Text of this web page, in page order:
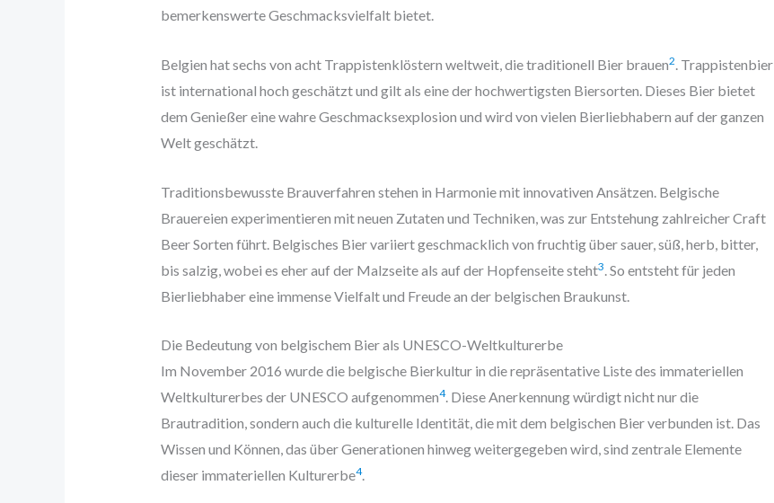
bemerkenswerte Geschmacksvielfalt bietet.
Belgien hat sechs von acht Trappistenklöstern weltweit, die traditionell Bier brauen2. Trappistenbier
ist international hoch geschätzt und gilt als eine der hochwertigsten Biersorten. Dieses Bier bietet
dem Genießer eine wahre Geschmacksexplosion und wird von vielen Bierliebhabern auf der ganzen
Welt geschätzt.
Traditionsbewusste Brauverfahren stehen in Harmonie mit innovativen Ansätzen. Belgische
Brauereien experimentieren mit neuen Zutaten und Techniken, was zur Entstehung zahlreicher Craft
Beer Sorten führt. Belgisches Bier variiert geschmacklich von fruchtig über sauer, süß, herb, bitter,
bis salzig, wobei es eher auf der Malzseite als auf der Hopfenseite steht3 . So entsteht für jeden
Bierliebhaber eine immense Vielfalt und Freude an der belgischen Braukunst.
Die Bedeutung von belgischem Bier als UNESCO-Weltkulturerbe
Im November 2016 wurde die belgische Bierkultur in die repräsentative Liste des immateriellen
Weltkulturerbes der UNESCO aufgenommen4. Diese Anerkennung würdigt nicht nur die
Brautradition, sondern auch die kulturelle Identität, die mit dem belgischen Bier verbunden ist. Das
Wissen und Können, das über Generationen hinweg weitergegeben wird, sind zentrale Elemente
dieser immateriellen Kulturerbe4.